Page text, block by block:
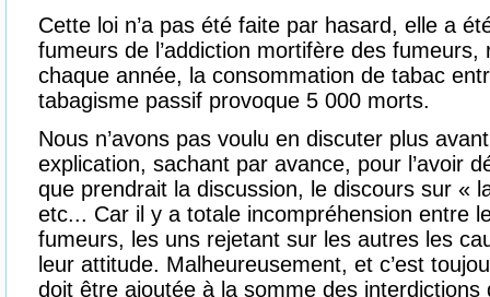
Cette loi n’a pas été faite par hasard, elle a
fumeurs de l’addiction mortifère des
chaque année, la consommation de tabac
tabagisme passif provoque 5 000 morts.
Nous n’avons pas voulu en discuter plus
explication, sachant par avance, pour l’avoir
que prendrait la discussion, le discours sur «
etc... Car il y a totale incompréhension entre
fumeurs, les uns rejetant sur les autres les
leur attitude. Malheureusement, et c’est
doit être ajoutée à la somme des